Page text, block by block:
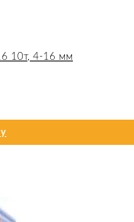
10т, 4-16 мм